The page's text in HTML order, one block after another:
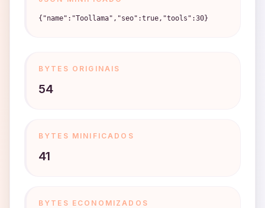
{"name":"Toollama","seo":true,"tools":30}
BYTES ORIGINAIS
54
BYTES MINIFICADOS
41
BYTES ECONOMIZADOS